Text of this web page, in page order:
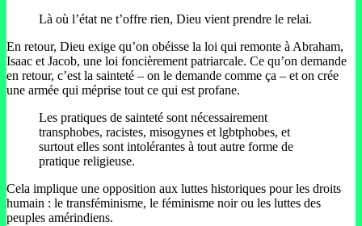
Là où l’état ne t’offre rien, Dieu vient prendre le relai.
En retour, Dieu exige qu’on obéisse la loi qui remonte à Abraham,
Isaac et Jacob, une loi foncièrement patriarcale. Ce qu’on demande
en retour, c’est la sainteté – on le demande comme ça – et on crée
une armée qui méprise tout ce qui est profane.
Les pratiques de sainteté sont nécessairement
transphobes, racistes, misogynes et lgbtphobes, et
surtout elles sont intolérantes à tout autre forme de
pratique religieuse.
Cela implique une opposition aux luttes historiques pour les droits
humain : le transféminisme, le féminisme noir ou les luttes des
peuples amérindiens.